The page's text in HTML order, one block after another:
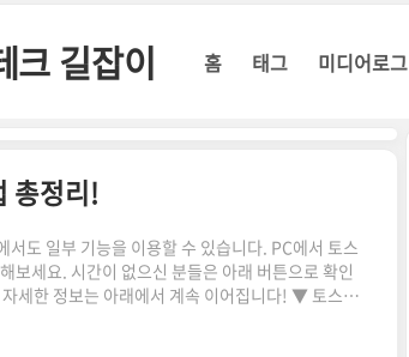
크 길잡이 홈 태그 미디어로그
총정리!
도 일부 기능을 이용할 수 있습니다. PC에서 토스
보세요. 시간이 없으신 분들은 아래 버튼으로 확인
정보는 아래에서 계속 이어집니다! ▼ 토스뱅
서는 PC에서 토스뱅크를 이용하는 방법과 주의